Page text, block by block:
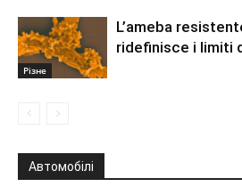
Різне
L’ameba
ridefinisce i limiti
Автомобілі